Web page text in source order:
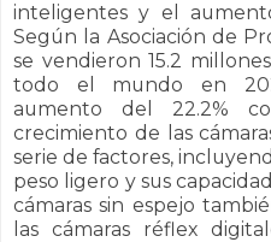
inteligentes y el
Según la Asociación de
se vendieron 15.2
todo el mundo en
aumento del 22.2%
crecimiento de las
serie de factores,
peso ligero y sus
cámaras sin espejo
las cámaras réflex